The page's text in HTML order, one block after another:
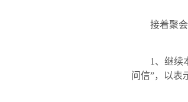
接着聚
1 、继续
问信”，以表